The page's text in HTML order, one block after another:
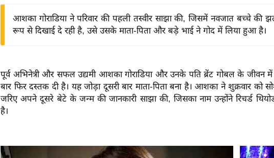
आशका गोराडिया ने परिवार की पहली तस्वीर साझा की, जिसमें नवजात बच्चे
रूप से दिखाई दे रही है, उसे उसके माता-पिता और बड़े भाई ने गोद में लिया हुआ है।
पूर्व अभिनेत्री और सफल उद्यमी आशका गोराडिया और उनके पति ब्रेंट गोबल के जीवन
बार फिर दस्तक दी है। यह जोड़ा दूसरी बार माता-पिता बना है। आशका ने शुक्रवार को
जरिए अपने दूसरे बेटे के जन्म की जानकारी साझा की, जिसका नाम उन्होंने रिचर्ड
है।